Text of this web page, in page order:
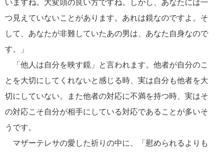
いますね。大変頭の良い方ですね。しかし、あなたには一
つ見えていないことがあります。あれは鏡なのですよ。そ
して、あなたが非難していたあの男は、あなた自身なので
す。」
「他人は自分を映す鏡」と言われます。他者が自分のこ
とを大切にしてくれないと感じる時、実は自分も他者を大
切にしていない。また他者の対応に不満を持つ時、実はそ
の対応こそ自分が相手にしている対応であることが多いそ
うです。
マザーテレサの愛した祈りの中に、「慰められるよりも